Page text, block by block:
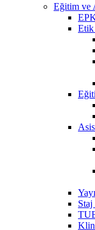
Eğitim ve
Staj